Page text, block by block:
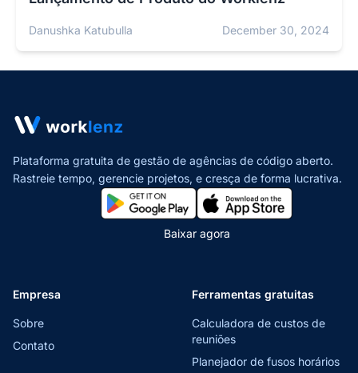
Danushka Katubulla December 30, 2024
Plataforma gratuita de gestão de agências de código aberto.
Rastreie tempo, gerencie projetos, e cresça de forma lucrativa.
Baixar agora
Empresa
Sobre
Contato
Ferramentas gratuitas
Calculadora de custos de
reuniões
Planejador de fusos horários